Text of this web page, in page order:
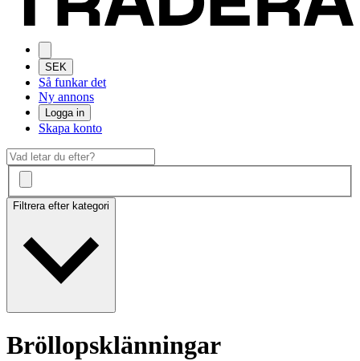
SEK
Så funkar det
Ny annons
Logga in
Skapa konto
Filtrera efter kategori
Bröllopsklänningar